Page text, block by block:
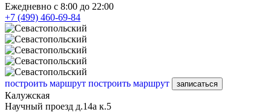
Ежедневно с 8:00 до 22:00
+7 (499) 460-69-84
построить маршрут построить маршрут записаться
Калужская
Научный проезд д.14а к.5